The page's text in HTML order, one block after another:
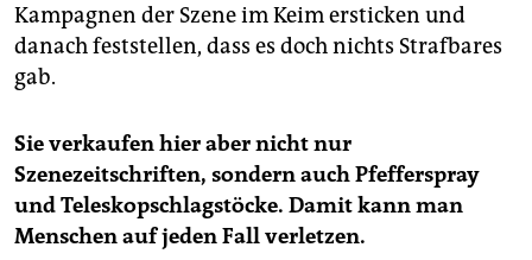
Kampagnen der Szene im Keim ersticken und
danach feststellen, dass es doch nichts Strafbares
gab.
Sie verkaufen hier aber nicht nur
Szenezeitschriften, sondern auch Pfefferspray
und Teleskopschlagstöcke. Damit kann man
Menschen auf jeden Fall verletzen.